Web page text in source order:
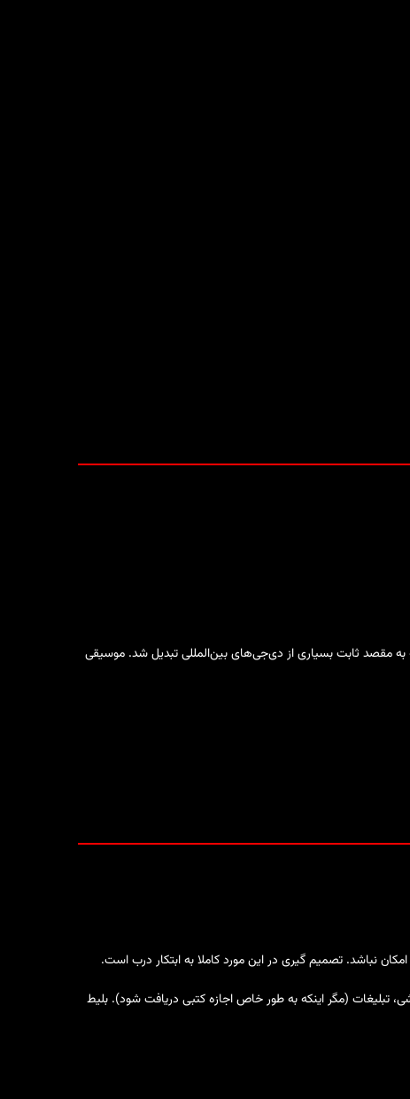
به مقصد ثابت بسیاری از دی‌جی‌های بین‌المللی تبدیل شد. موسیقی
نباشد. تصمیم گیری در این مورد کاملا به ابتکار درب است.
تبلیغات (مگر اینکه به طور خاص اجازه کتبی دریافت شود). بلیط